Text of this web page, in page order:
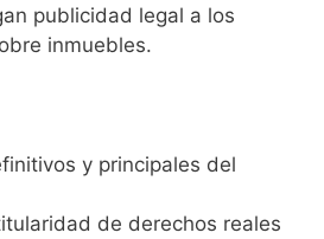
publicidad legal a los
inmuebles.
y principales del
de derechos reales